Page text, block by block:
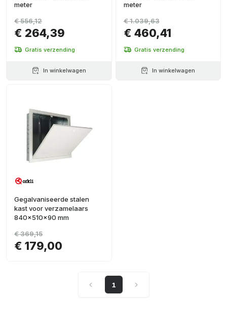
meter
€ 264,39
€ 556,12
Gratis verzending
In winkelwagen
meter
€ 460,41
€ 1.039,63
Gratis verzending
In winkelwagen
Gegalvaniseerde stalen
kast voor verzamelaars
840x510x90 mm
€ 179,00
€ 369,15
1